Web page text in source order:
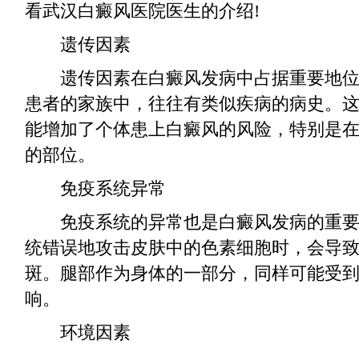
看武汉白癜风医院医生的介绍!
遗传因素
遗传因素在白癜风发病中占据重要地位
患者的家族中，往往有类似疾病的病史。
能增加了个体患上白癜风的风险，特别是
的部位。
免疫系统异常
免疫系统的异常也是白癜风发病的重要
统错误地攻击皮肤中的色素细胞时，会导
斑。腿部作为身体的一部分，同样可能受
响。
环境因素